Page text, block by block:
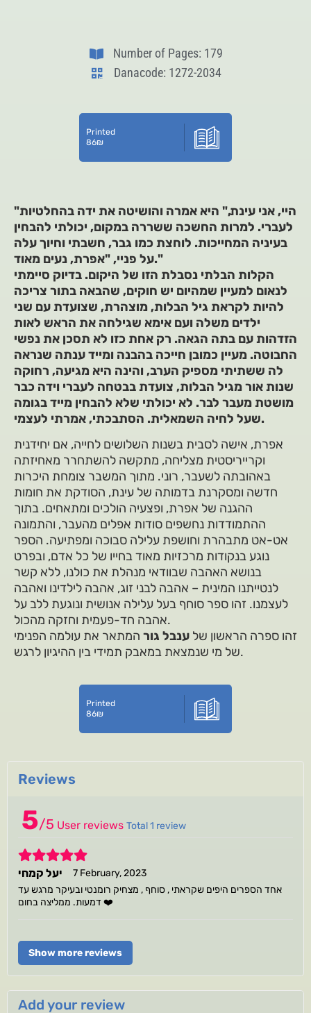
Number of Pages: 179
Danacode: 1272-2034
Printed
86₪
"היי, אני עינת," היא אמרה והושיטה את ידה בהחלטיות
לעברי. למרות החשכה ששררה במקום, יכולתי להבחין
בעיניה המחייכות. לוחצת כמו גבר, חשבתי וחיוך עלה
על פניי, "אפרת, נעים מאוד."
הקלות הבלתי נסבלת הזו של היקום. בדיוק סיימתי
לנאום למעיין שמהיום יש חוקים, שהבאה בתור צריכה
להיות לקראת גיל הבלות, מוצהרת, שצועדת עם שני
ילדים משלה ועם אימא שגילחה את הראש לאות
הזדהות עם בתה הגאה. רק אחת כזו לא תסכן את נפשי
החבוטה. מעיין כמובן חייכה בהבנה ומייד ענתה שנראה
לה ששתיתי מספיק הערב, והינה היא מגיעה, רחוקה
שנות אור מגיל הבלות, צועדת בבטחה לעברי וידה כבר
מושטת מעבר לבר. לא יכולתי שלא להבחין מייד בגומה
שעל לחיה השמאלית. הסתבכתי, אמרתי לעצמי.
אפרת, אישה לסבית בשנות השלושים לחייה, אם יחידנית
וקרייריסטית מצליחה, מתקשה להשתחרר מאחיזתה
באהובתה לשעבר, רוני. מתוך המשבר צומחת היכרות
חדשה ומסקרנת בדמותה של עינת, הסודקת את חומות
ההגנה של אפרת, ופצעיה הולכים ומתאחים. בתוך
ההתמודדות נחשפים סודות אפלים מהעבר, והתמונה
אט-אט מתבהרת וחושפת עלילה סבוכה ומפתיעה. הספר
נוגע בנקודות מרכזיות מאוד בחייו של כל אדם, ובפרט
בנושא האהבה שבוודאי מנהלת את כולנו, ללא קשר
לנטייתנו המינית – אהבה לבני זוג, אהבה לילדינו ואהבה
לעצמנו. זהו ספר סוחף בעל עלילה אנושית ונוגעת ללב על
אהבה חד-פעמית וחזקה מהכול.
זהו ספרה הראשון של ענבל גור המתאר את עולמה הפנימי
של מי שנמצאת במאבק תמידי בין ההיגיון לרגש.
Printed
86₪
Reviews
5/5 User reviews Total 1 review
5
יעל קמחי
7 February, 2023
אחד הספרים היפים שקראתי , סוחף , מצחיק רומנטי ובעיקר מרגש עד
דמעות. ממליצה בחום ❤️
Show more reviews
Add your review